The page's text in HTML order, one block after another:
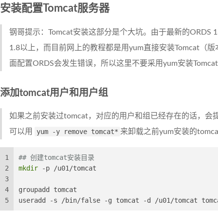
安装配置Tomcat服务器
钢哥提示：Tomcat安装这部分是个大坑。由于最新的ORDS
1.8以上，而目前网上的教程都是用yum直接安装Tomcat（
面配置ORDS会发生错误，所以这里不要采用yum安装
添加tomcat用户和用户组
如果之前安装过tomcat，对应的用户和组已经存在的话，会
可以用
yum -y remove tomcat* 来卸载之前yum安装的
1
2
3
4
5
## 创建tomcat安装目录
mkdir -p /u01/tomcat
groupadd tomcat
useradd -s /bin/false -g tomcat -d /u01/tomcat